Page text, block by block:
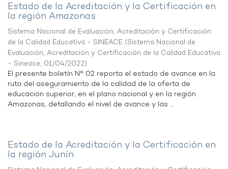
Estado de la Acreditación y la Certificación en
la región Amazonas
Sistema Nacional de Evaluación, Acreditación y Certificación
de la Calidad Educativa - SINEACE (Sistema Nacional de
Evaluación, Acreditación y Certificación de la Calidad Educativa
- Sineace, 01/04/2022)
El presente boletín N° 02 reporta el estado de avance en la
ruta del aseguramiento de la calidad de la oferta de
educación superior, en el plano nacional y en la región
Amazonas, detallando el nivel de avance y las ...
Estado de la Acreditación y la Certificación en
la región Junín